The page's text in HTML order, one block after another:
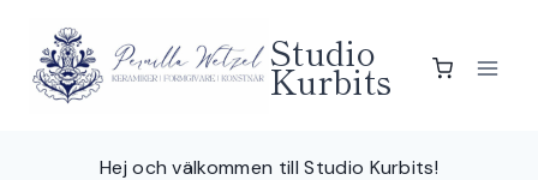
content
Studio
Kurbits
Hej och välkommen till Studio Kurbits!